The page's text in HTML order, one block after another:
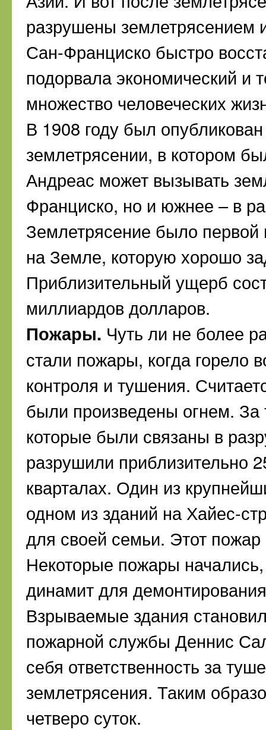
разрушены
Сан-Франциско быстро
подорвала экономический и
множество человеческих
В 1908 году был
землетрясении, в котором
Андреас может вызывать
Франциско, но и южнее – в
Землетрясение было первой
на Земле, которую хорошо
Приблизительный ущерб
миллиардов долларов.
Пожары. Чуть ли не более
стали пожары, когда горело
контроля и тушения.
были произведены огнем. За
которые были связаны в
разрушили приблизительно
кварталах. Один из
одном из зданий на Хайес-
для своей семьи. Этот
Некоторые пожары
динамит для
Взрываемые здания
пожарной службы Деннис
себя ответственность за
землетрясения. Таким
четверо суток.